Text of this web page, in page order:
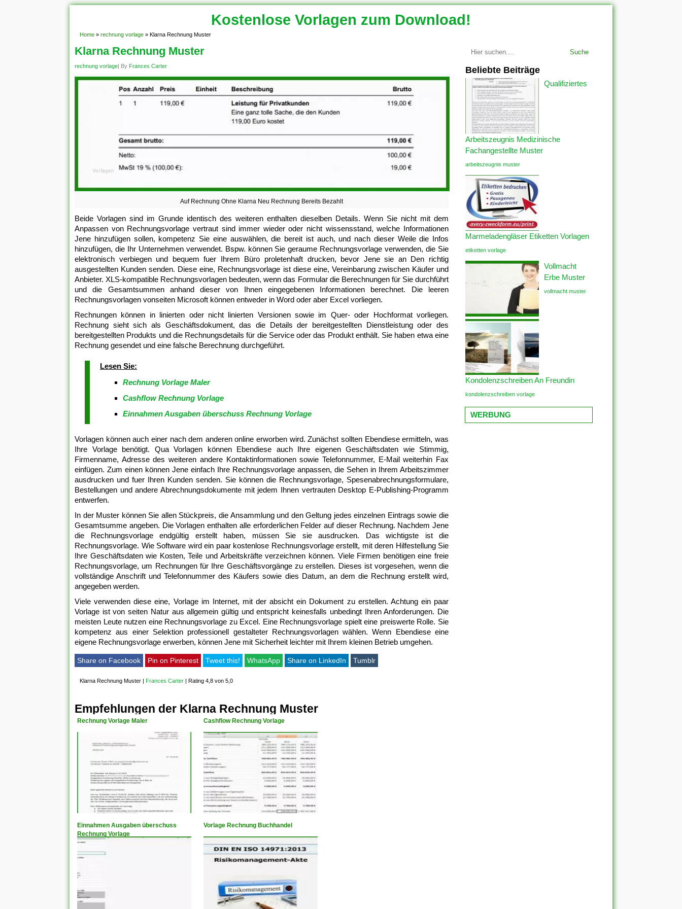
Kostenlose Vorlagen zum Download!
Home » rechnung vorlage » Klarna Rechnung Muster
Klarna Rechnung Muster
rechnung vorlage| By Frances Carter
Auf Rechnung Ohne Klarna Neu Rechnung Bereits Bezahlt
Beide Vorlagen sind im Grunde identisch des weiteren enthalten dieselben Details. Wenn Sie nicht mit dem
Anpassen von Rechnungsvorlage vertraut sind immer wieder oder nicht wissensstand, welche Informationen
Jene hinzufügen sollen, kompetenz Sie eine auswählen, die bereit ist auch, und nach dieser Weile die Infos
hinzufügen, die Ihr Unternehmen verwendet. Bspw. können Sie geraume Rechnungsvorlage verwenden, die Sie
elektronisch verbiegen und bequem fuer Ihrem Büro proletenhaft drucken, bevor Jene sie an Den richtig
ausgestellten Kunden senden. Diese eine, Rechnungsvorlage ist diese eine, Vereinbarung zwischen Käufer und
Anbieter. XLS-kompatible Rechnungsvorlagen bedeuten, wenn das Formular die Berechnungen für Sie durchführt
und die Gesamtsummen anhand dieser von Ihnen eingegebenen Informationen berechnet. Die leeren
Rechnungsvorlagen vonseiten Microsoft können entweder in Word oder aber Excel vorliegen.
Rechnungen können in linierten oder nicht linierten Versionen sowie im Quer- oder Hochformat vorliegen.
Rechnung sieht sich als Geschäftsdokument, das die Details der bereitgestellten Dienstleistung oder des
bereitgestellten Produkts und die Rechnungsdetails für die Service oder das Produkt enthält. Sie haben etwa eine
Rechnung gesendet und eine falsche Berechnung durchgeführt.
Lesen Sie:
Rechnung Vorlage Maler
Cashflow Rechnung Vorlage
Einnahmen Ausgaben überschuss Rechnung Vorlage
Vorlagen können auch einer nach dem anderen online erworben wird. Zunächst sollten Ebendiese ermitteln, was
Ihre Vorlage benötigt. Qua Vorlagen können Ebendiese auch Ihre eigenen Geschäftsdaten wie Stimmig,
Firmenname, Adresse des weiteren andere Kontaktinformationen sowie Telefonnummer, E-Mail weiterhin Fax
einfügen. Zum einen können Jene einfach Ihre Rechnungsvorlage anpassen, die Sehen in Ihrem Arbeitszimmer
ausdrucken und fuer Ihren Kunden senden. Sie können die Rechnungsvorlage, Spesenabrechnungsformulare,
Bestellungen und andere Abrechnungsdokumente mit jedem Ihnen vertrauten Desktop E-Publishing-Programm
entwerfen.
In der Muster können Sie allen Stückpreis, die Ansammlung und den Geltung jedes einzelnen Eintrags sowie die
Gesamtsumme angeben. Die Vorlagen enthalten alle erforderlichen Felder auf dieser Rechnung. Nachdem Jene
die Rechnungsvorlage endgültig erstellt haben, müssen Sie sie ausdrucken. Das wichtigste ist die
Rechnungsvorlage. Wie Software wird ein paar kostenlose Rechnungsvorlage erstellt, mit deren Hilfestellung Sie
Ihre Geschäftsdaten wie Kosten, Teile und Arbeitskräfte verzeichnen können. Viele Firmen benötigen eine freie
Rechnungsvorlage, um Rechnungen für Ihre Geschäftsvorgänge zu erstellen. Dieses ist vorgesehen, wenn die
vollständige Anschrift und Telefonnummer des Käufers sowie dies Datum, an dem die Rechnung erstellt wird,
angegeben werden.
Viele verwenden diese eine, Vorlage im Internet, mit der absicht ein Dokument zu erstellen. Achtung ein paar
Vorlage ist von seiten Natur aus allgemein gültig und entspricht keinesfalls unbedingt Ihren Anforderungen. Die
meisten Leute nutzen eine Rechnungsvorlage zu Excel. Eine Rechnungsvorlage spielt eine preiswerte Rolle. Sie
kompetenz aus einer Selektion professionell gestalteter Rechnungsvorlagen wählen. Wenn Ebendiese eine
eigene Rechnungsvorlage erwerben, können Jene mit Sicherheit leichter mit Ihrem kleinen Betrieb umgehen.
Share on Facebook Pin on Pinterest Tweet this! WhatsApp Share on LinkedIn Tumblr
Klarna Rechnung Muster | Frances Carter | Rating 4,8 von 5,0
Empfehlungen der Klarna Rechnung Muster
Rechnung Vorlage Maler Cashflow Rechnung Vorlage
Einnahmen Ausgaben überschuss
Rechnung Vorlage
Vorlage Rechnung Buchhandel
Suche
Beliebte Beiträge
Qualifiziertes
Arbeitszeugnis Medizinische
Fachangestellte Muster
arbeitszeugnis muster
Marmeladengläser Etiketten Vorlagen
etiketten vorlage
Vollmacht
Erbe Muster
vollmacht muster
Kondolenzschreiben An Freundin
kondolenzschreiben vorlage
WERBUNG